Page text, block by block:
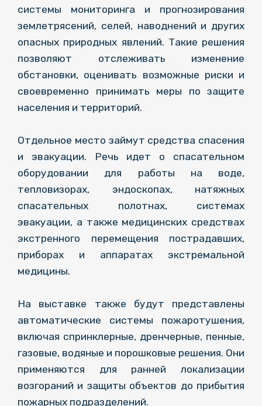
системы мониторинга и прогнозирования
землетрясений, селей, наводнений и других
опасных природных явлений. Такие решения
позволяют отслеживать изменение
обстановки, оценивать возможные риски и
своевременно принимать меры по защите
населения и территорий.
Отдельное место займут средства спасения
и эвакуации. Речь идет о спасательном
оборудовании для работы на воде,
тепловизорах, эндоскопах, натяжных
спасательных полотнах, системах
эвакуации, а также медицинских средствах
экстренного перемещения пострадавших,
приборах и аппаратах экстремальной
медицины.
На выставке также будут представлены
автоматические системы пожаротушения,
включая спринклерные, дренчерные, пенные,
газовые, водяные и порошковые решения. Они
применяются для ранней локализации
возгораний и защиты объектов до прибытия
пожарных подразделений.